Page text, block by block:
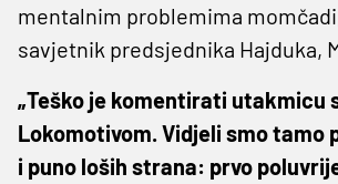
mentalnim problemima
savjetnik predsjednika Hajduka,
„Teško je komentirati utakmicu
Lokomotivom. Vidjeli smo tamo
i puno loših strana: prvo